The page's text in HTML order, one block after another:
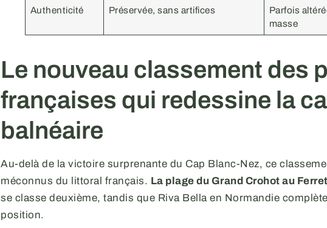
Authenticité Préservée, sans artifices
Parfois
masse
Le nouveau classement des
françaises qui redessine la
balnéaire
Au-delà de la victoire surprenante du Cap Blanc-Nez, ce
méconnus du littoral français. La plage du Grand Crohot au Ferret
se classe deuxième, tandis que Riva Bella en Normandie
position.